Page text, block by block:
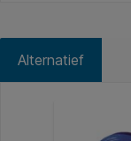
Alternatief